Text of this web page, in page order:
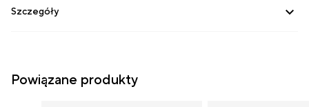
Szczegóły
Powiązane produkty